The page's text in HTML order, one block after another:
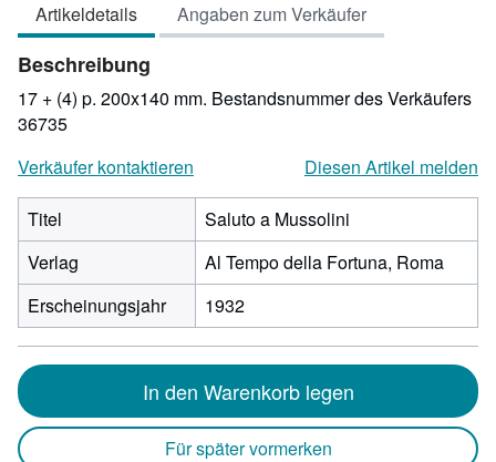
5
Sternen
Artikeldetails Angaben zum Verkäufer
Beschreibung
17 + (4) p. 200x140 mm. Bestandsnummer des Verkäufers
36735
Verkäufer kontaktieren
Diesen Artikel melden
Titel
Saluto a Mussolini
Verlag
Al Tempo della Fortuna, Roma
Erscheinungsjahr
1932
In den Warenkorb legen
Für später vormerken